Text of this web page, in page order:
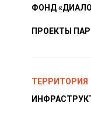
ФОНД
ПРОЕКТЫ
ТЕРРИТОРИЯ